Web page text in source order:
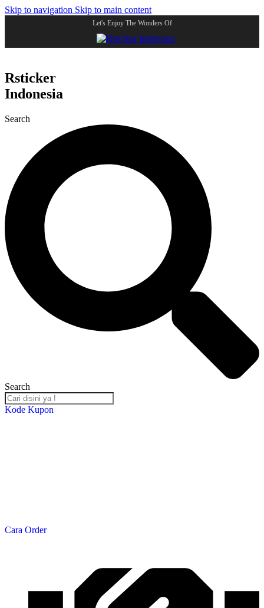
Skip to navigation Skip to main content
Let's Enjoy The Wonders Of
Rsticker
Indonesia
Search
Search
Kode Kupon
Cara Order